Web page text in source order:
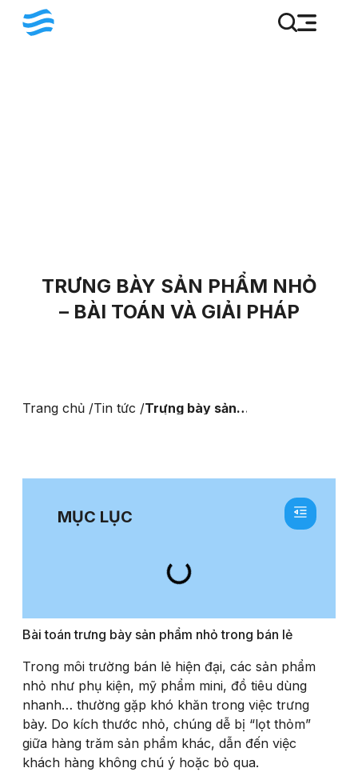
TRƯNG BÀY SẢN PHẨM NHỎ
– BÀI TOÁN VÀ GIẢI PHÁP
Trang chủ /Tin tức /Trưng bày sản
MỤC LỤC
Bài toán trưng bày sản phẩm nhỏ trong bán lẻ
Trong môi trường bán lẻ hiện đại, các sản phẩm
nhỏ như phụ kiện, mỹ phẩm mini, đồ tiêu dùng
nhanh… thường gặp khó khăn trong việc trưng
bày. Do kích thước nhỏ, chúng dễ bị “lọt thỏm”
giữa hàng trăm sản phẩm khác, dẫn đến việc
khách hàng không chú ý hoặc bỏ qua.